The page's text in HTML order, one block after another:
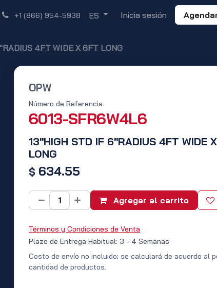
+1 (866) 954-5938 ES Inicia sesión
4FT WIDE X 6FT LONG
OPW
13"HIGH STD IF 6"RADIUS 4FT WIDE
LONG
Número de Referencia:
6013-SFR6W4L6
$ 634.55
Agregar al carrito
Términos y Condiciones de Venta
Plazo de Entrega Habitual: 3 - 4 Semanas
Costo de envío no incluido; se calculará de acuerdo al
cantidad de productos.